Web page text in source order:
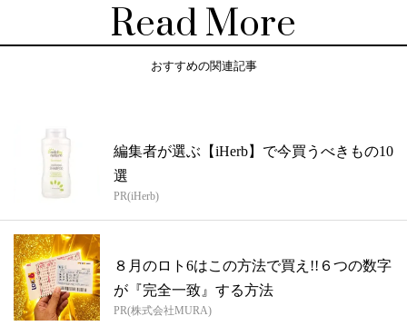
Read More
おすすめの関連記事
編集者が選ぶ【iHerb】で今買うべきもの10
選
PR(iHerb)
８月のロト6はこの方法で買え!!６つの数字
が『完全一致』する方法
PR(株式会社MURA)